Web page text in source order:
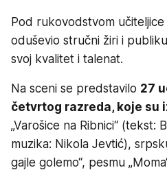
Pod rukovodstvom
oduševio stručni žiri i
svoj kvalitet i talenat.
Na sceni se predstavilo 27
četvrtog razreda, koje su
„Varošice na Ribnici“ (tekst:
muzika: Nikola Jevtić),
gajle golemo“, pesmu